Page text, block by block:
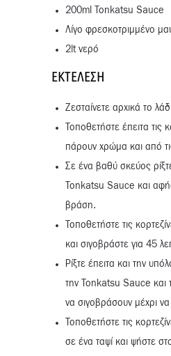
200ml Tonkatsu Sauce
Λίγο φρεσκοτριμμένο
2lt νερό
ΕΚΤΈΛΕΣΗ
Ζεσταίνετε αρχικά το
Τοποθετήστε έπειτα τις
πάρουν χρώμα και από
Σε ένα βαθύ σκεύος
Tonkatsu Sauce και
βράση.
Τοποθετήστε τις
και σιγοβράστε για 45
Ρίξτε έπειτα και την
την Tonkatsu Sauce και
να σιγοβράσουν μέχρι
Τοποθετήστε τις
σε ένα ταψί και ψήστε